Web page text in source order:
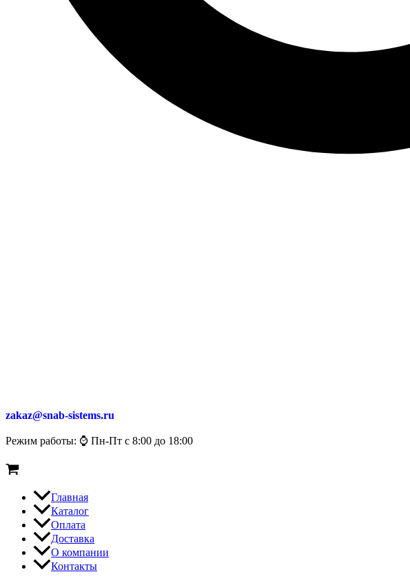
zakaz@snab-sistems.ru
Режим работы: ⌚ Пн-Пт с 8:00 до 18:00
Главная
Каталог
Оплата
Доставка
О компании
Контакты